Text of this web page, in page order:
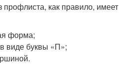
профлиста, как правило, имеет
форма;
виде буквы «П»;